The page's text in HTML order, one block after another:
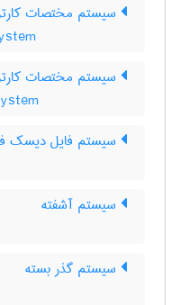
سیستم مختصات
سیستم مختصات
سیستم فایل دیسک
سیستم آشفته
سیستم گذر بسته